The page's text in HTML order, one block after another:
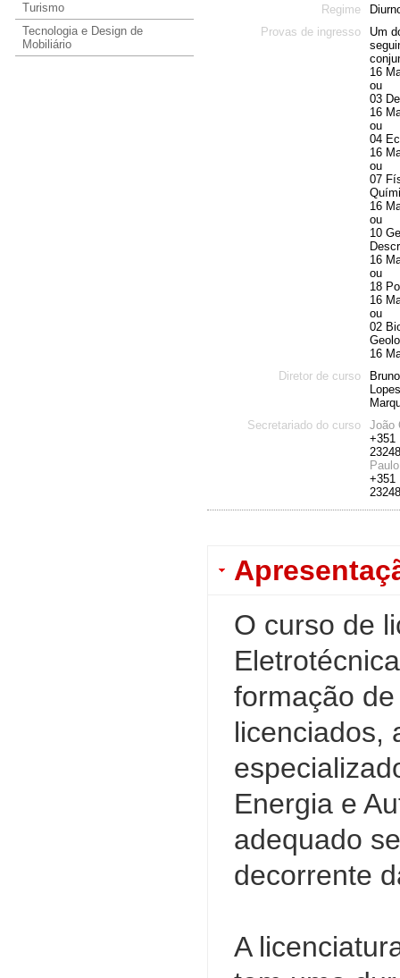
Turismo
Tecnologia e Design de
Mobiliário
Regime
Provas de ingresso
Um
16
ou
03
16
ou
04
16
ou
07
16
ou
10
16
ou
18
16
ou
02
16
Diretor de curso
Secretariado do curso
João
+351
+351
O curso de
formação
licenciados,
Energia e
adequado
decorrente
A